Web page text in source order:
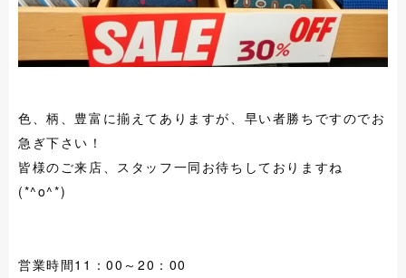
色、柄、豊富に揃えてありますが、早い者勝ちですのでお
急ぎ下さい！
皆様のご来店、スタッフ一同お待ちしておりますね
(*^o^*)
営業時間11：00～20：00